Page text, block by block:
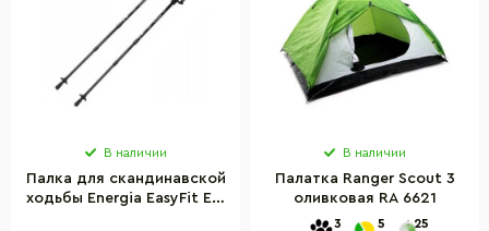
В наличии
Палка для скандинавской
ходьбы Energia EasyFit EF-
В наличии
Палатка Ranger Scout 3
оливковая RA 6621
3 5 25